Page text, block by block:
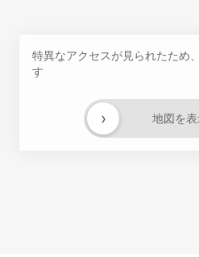
特異なアクセスが見られたため
す
地図を
›